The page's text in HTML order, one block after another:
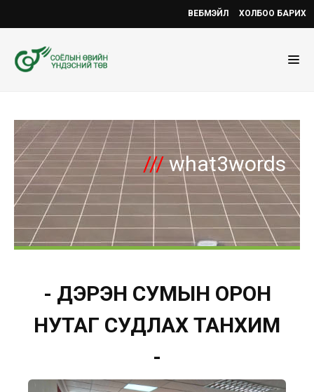
ВЕБМЭЙЛ ХОЛБОО БАРИХ
///what3words
- ДЭРЭН СУМЫН ОРОН
НУТАГ СУДЛАХ ТАНХИМ
-